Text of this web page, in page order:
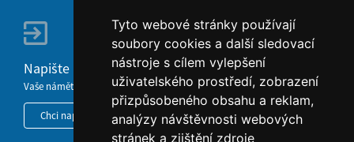
Tyto webové stránky používají
soubory cookies a další sledovací
nástroje s cílem vylepšení
uživatelského prostředí, zobrazení
přizpůsobeného obsahu a reklam,
analýzy návštěvnosti webových
stránek a zjištění zdroje
Napište nám
Vaše náměty, komentáře, připomínky a dotazy nezůstanou bez odezvy.
Chci napsat MKČR